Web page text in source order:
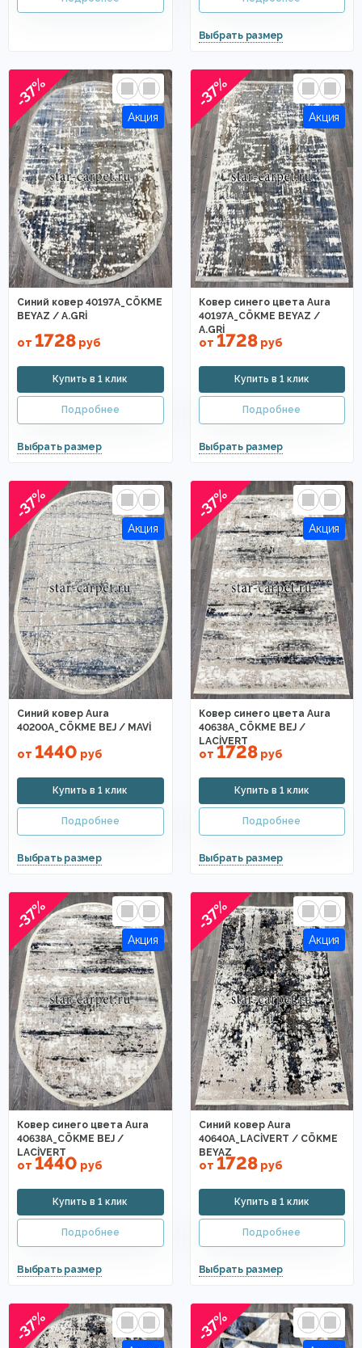
-37%
Синий ковер 40197A_CÖKME
BEYAZ / A.GRİ
от 1728 руб
-37%
Ковер синего цвета Aura
40197A_CÖKME BEYAZ /
A.GRİ
от 1728руб
-37%
Синий ковер Aura
40200A_CÖKME BEJ / MAVİ
от 1440 руб
-37%
Ковер синего цвета Aura
40638A_CÖKME BEJ /
LACİVERT
от 1728руб
-37%
Ковер синего цвета Aura
40638A_CÖKME BEJ /
LACİVERT
от 1440 руб
-37%
Синий ковер Aura
40640A_LACİVERT / CÖKME
BEYAZ
от 1728руб
-37% -37%